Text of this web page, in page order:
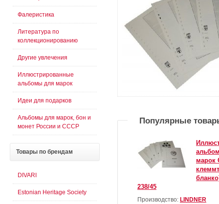
Популярные
марок
238/45
Производство: LINDNER
Фалеристика
Литература по
коллекционированию
Другие увлечения
Иллюстрированные
альбомы для марок
Идеи для подарков
Альбомы для марок, бон и
монет России и СССР
Товары по брендам
DIVARI
Estonian Heritage Society